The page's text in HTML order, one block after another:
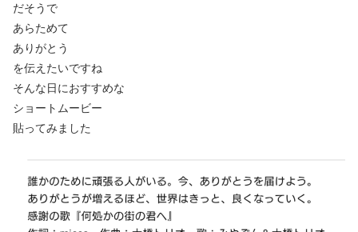
だそうで
あらためて
ありがとう
を伝えたいですね
そんな日におすすめな
ショートムービー
貼ってみました